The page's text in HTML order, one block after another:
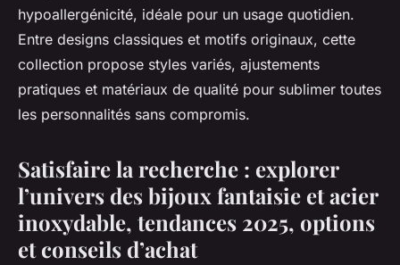
Eliott•5 juillet 2025 5 min de lecture
hypoallergénicité, idéale pour un usage quotidien.
Entre designs classiques et motifs originaux, cette
collection propose styles variés, ajustements
pratiques et matériaux de qualité pour sublimer toutes
les personnalités sans compromis.
Satisfaire la recherche : explorer
l’univers des bijoux fantaisie et acier
inoxydable, tendances 2025, options
et conseils d’achat